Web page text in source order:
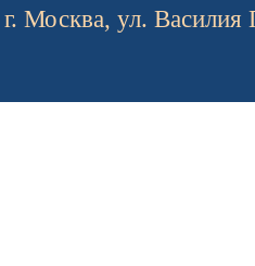
Москва, ул. Василия